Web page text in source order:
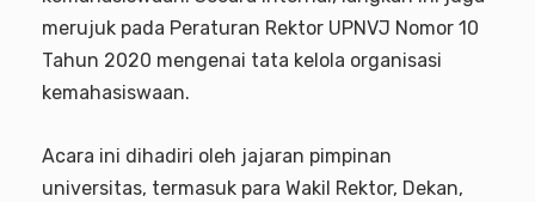
merujuk pada Peraturan Rektor UPNVJ Nomor 10
Tahun 2020 mengenai tata kelola organisasi
kemahasiswaan.
Acara ini dihadiri oleh jajaran pimpinan
universitas, termasuk para Wakil Rektor, Dekan,